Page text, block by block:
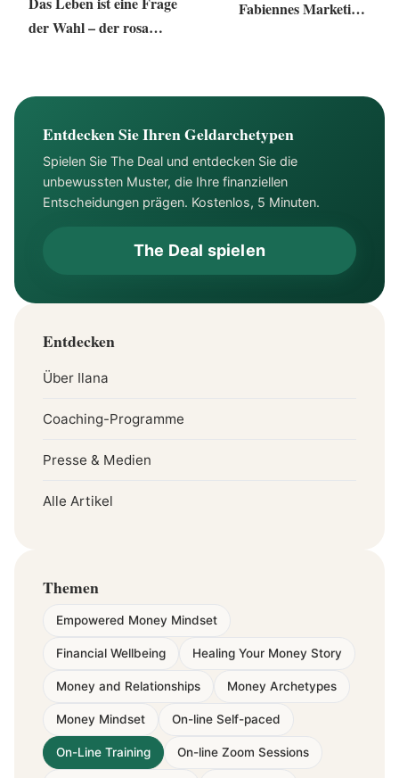
der Wahl – der rosa
Fabiennes Marketing-
Entdecken Sie Ihren Geldarchetypen
Spielen Sie The Deal und entdecken Sie die
unbewussten Muster, die Ihre finanziellen
Entscheidungen prägen. Kostenlos, 5 Minuten.
The Deal spielen
Entdecken
Über Ilana
Coaching-Programme
Presse & Medien
Alle Artikel
Themen
Empowered Money Mindset
Financial Wellbeing Healing Your Money Story
Money and Relationships Money Archetypes
Money Mindset On-line Self-paced
On-Line Training On-line Zoom Sessions